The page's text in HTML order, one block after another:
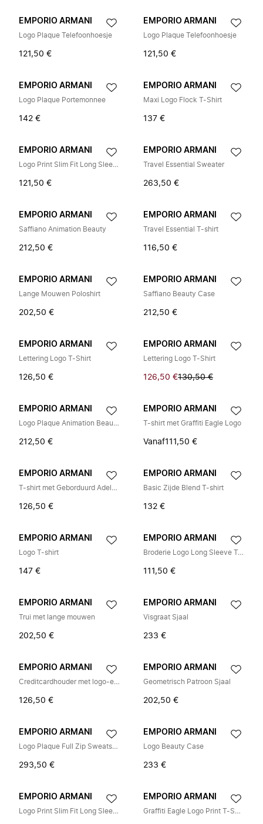
EMPORIO ARMANI
Logo Plaque Telefoonhoesje
121,50 €
EMPORIO ARMANI
Logo Plaque Telefoonhoesje
121,50 €
EMPORIO ARMANI
Logo Plaque Portemonnee
142 €
EMPORIO ARMANI
Maxi Logo Flock T-Shirt
137 €
EMPORIO ARMANI
Logo Print Slim Fit Long Sleeve T-Shirt
121,50 €
EMPORIO ARMANI
Travel Essential Sweater
263,50 €
EMPORIO ARMANI
Saffiano Animation Beauty
212,50 €
EMPORIO ARMANI
Travel Essential T-shirt
116,50 €
EMPORIO ARMANI
Lange Mouwen Poloshirt
202,50 €
EMPORIO ARMANI
Saffiano Beauty Case
212,50 €
EMPORIO ARMANI
Lettering Logo T-Shirt
126,50 €
EMPORIO ARMANI
Lettering Logo T-Shirt
126,50 €130,50 €
EMPORIO ARMANI
Logo Plaque Animation Beauty Case
212,50 €
EMPORIO ARMANI
T-shirt met Graffiti Eagle Logo
Vanaf111,50 €
EMPORIO ARMANI
T-shirt met Geborduurd Adelaarslogo
126,50 €
EMPORIO ARMANI
Basic Zijde Blend T-shirt
132 €
EMPORIO ARMANI
Logo T-shirt
147 €
EMPORIO ARMANI
Broderie Logo Long Sleeve T-Shirt
111,50 €
EMPORIO ARMANI
Trui met lange mouwen
202,50 €
EMPORIO ARMANI
Visgraat Sjaal
233 €
EMPORIO ARMANI
Creditcardhouder met logo-embleem
126,50 €
EMPORIO ARMANI
Geometrisch Patroon Sjaal
202,50 €
EMPORIO ARMANI
Logo Plaque Full Zip Sweatshirt
293,50 €
EMPORIO ARMANI
Logo Beauty Case
233 €
EMPORIO ARMANI
Logo Print Slim Fit Long Sleeve T-Shirt
EMPORIO ARMANI
Graffiti Eagle Logo Print T-Shirt